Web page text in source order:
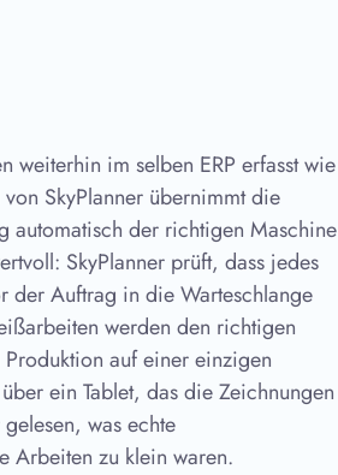
weiterhin im selben ERP erfasst wie
SkyPlanner übernimmt die
automatisch der richtigen Maschine
SkyPlanner prüft, dass jedes
der Auftrag in die Warteschlange
werden den richtigen
auf einer einzigen
ein Tablet, das die Zeichnungen
was echte
Arbeiten zu klein waren.